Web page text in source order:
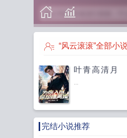
“风云滚滚”全部小
叶青高清月
...
完结小说推荐